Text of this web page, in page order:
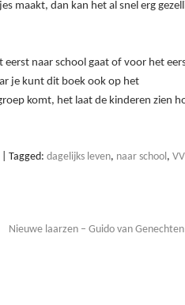
maakt, dan kan het al snel erg
eerst naar school gaat of voor het
je kunt dit boek ook op het
komt, het laat de kinderen zien
Tagged: dagelijks leven, naar school,
Nieuwe laarzen – Guido van